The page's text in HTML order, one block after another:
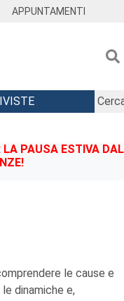
APPUNTAMENTI
PAUSA ESTIVA
le cause e
dinamiche e,